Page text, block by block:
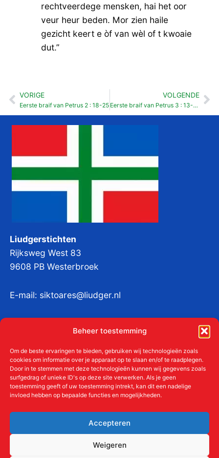
Beheer toestemming
Om de beste ervaringen te bieden, gebruiken wij technologieën zoals
cookies om informatie over je apparaat op te slaan en/of te raadplegen.
Door in te stemmen met deze technologieën kunnen wij gegevens zoals
surfgedrag of unieke ID's op deze site verwerken. Als je geen
toestemming geeft of uw toestemming intrekt, kan dit een nadelige
invloed hebben op bepaalde functies en mogelijkheden.
Accepteren
Weigeren
rechtveerdege mensken, hai het oor
veur heur beden. Mor zien haile
gezicht keert e òf van wèl of t kwoaie
dut.”
Vorige
VORIGE
Eerste braif van Petrus 2 : 18-25
VOLGENDE
Eerste braif van Petrus 3 : 13-22
Liudgerstichten
Rijksweg West 83
9608 PB Westerbroek
E-mail: siktoares@liudger.nl
KvKnr:41011712
Meer over de Liudgerstichten
Aanmelden als donateur
ANBI